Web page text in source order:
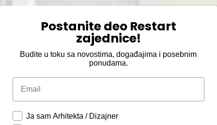
Postanite deo Restart
zajednice!
Budite u toku sa novostima, događajima i posebnim
ponudama.
Email
Ja sam Arhitekta / Dizajner